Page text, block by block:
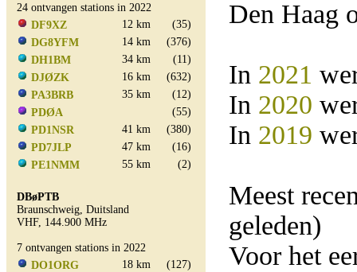
24 ontvangen stations in 2022
DF9XZ
12 km
(35)
DG8YFM
14 km
(376)
DH1BM
34 km
(11)
DJØZK
16 km
(632)
PA3BRB
35 km
(12)
PDØA
(55)
PD1NSR
41 km
(380)
PD7JLP
47 km
(16)
PE1NMM
55 km (2)
DBøPTB
Braunschweig, Duitsland
VHF, 144.900 MHz
7 ontvangen stations in 2022
DO1ORG
18 km (127)
Den Haag
In 2021
In 2020
In 2019
Meest
geleden)
Voor het